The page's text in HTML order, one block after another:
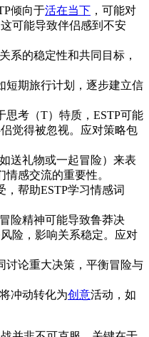
倾向于活在当下 ，可能对
可能导致伴侣感到不安
系的稳定性和共同目标，
短期旅行计划，逐步建立信
思考（T）特质，ESTP可能
觉得被忽视。应对策略包
送礼物或一起冒险）来表
感交流的重要性。
帮助ESTP学习情感词
冒险精神可能导致鲁莽决
险，影响关系稳定。应对
讨论重大决策，平衡冒险与
冲动转化为创意活动，如